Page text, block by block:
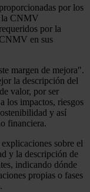
por los
la CNMV
por la
en sus
margen de mejora".
la descripción del
valor, por ser
los impactos, riesgos
y así
financiera.
sobre el
y la descripción de
indicando dónde
propias o fases